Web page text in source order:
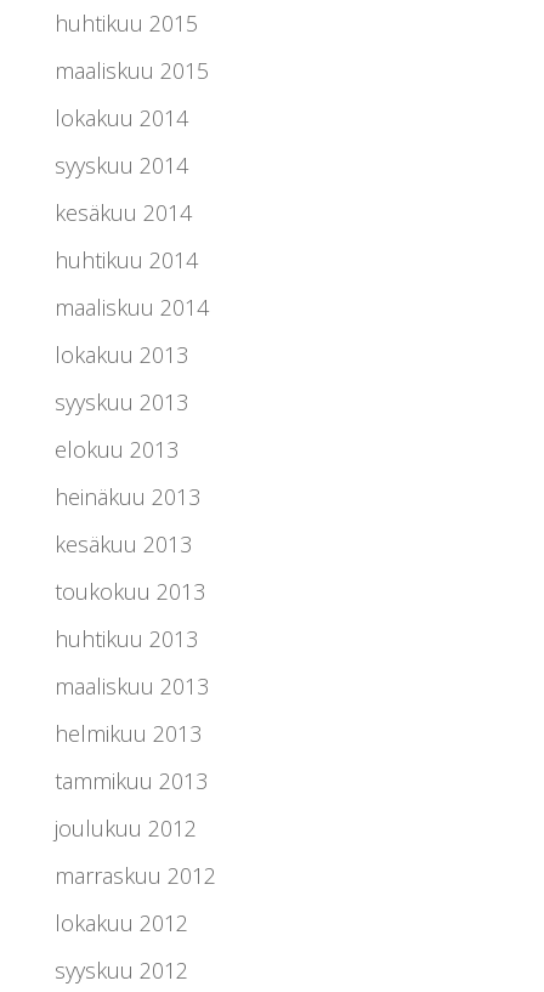
huhtikuu 2015
maaliskuu 2015
lokakuu 2014
syyskuu 2014
kesäkuu 2014
huhtikuu 2014
maaliskuu 2014
lokakuu 2013
syyskuu 2013
elokuu 2013
heinäkuu 2013
kesäkuu 2013
toukokuu 2013
huhtikuu 2013
maaliskuu 2013
helmikuu 2013
tammikuu 2013
joulukuu 2012
marraskuu 2012
lokakuu 2012
syyskuu 2012